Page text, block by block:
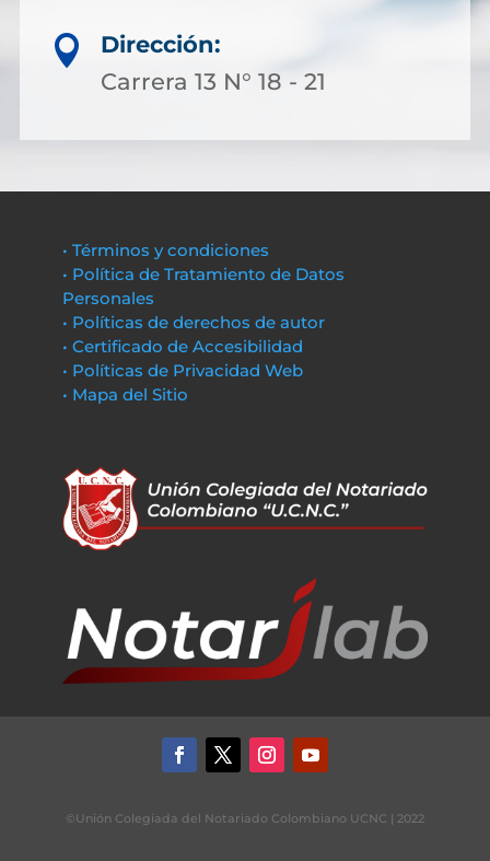

Dirección:
Carrera 13 N° 18 - 21
• Términos y condiciones
• Política de Tratamiento de Datos
Personales
• Políticas de derechos de autor
• Certificado de Accesibilidad
• Políticas de Privacidad Web
• Mapa del Sitio
©Unión Colegiada del Notariado Colombiano UCNC | 2022